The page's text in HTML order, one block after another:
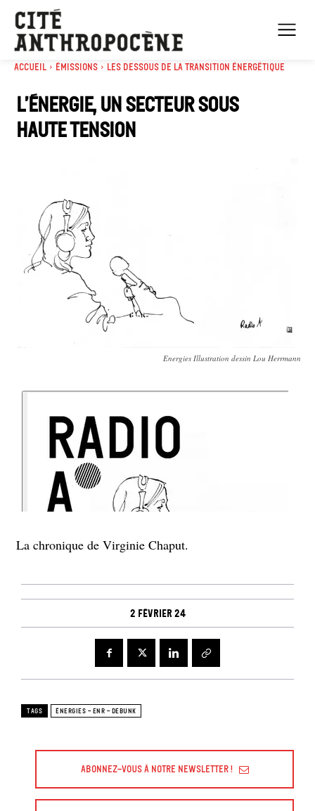
Accueil Émissions Les dessous de la transition énergétique
L’énergie, un secteur sous
haute tension
Energies Illustration dessin Lou Herrmann
La chronique de Virginie Chaput.
2 février 24
TAGS ÉNERGIES - ENR - DEBUNK
Abonnez-vous à Notre Newsletter !